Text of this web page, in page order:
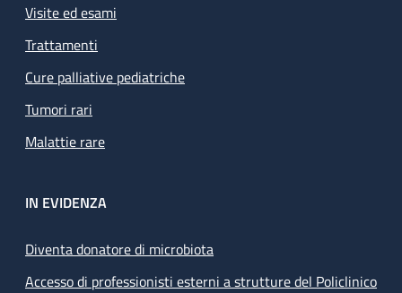
Visite ed esami
Trattamenti
Cure palliative pediatriche
Tumori rari
Malattie rare
IN EVIDENZA
Diventa donatore di microbiota
Accesso di professionisti esterni a strutture del Policlinico